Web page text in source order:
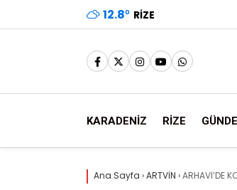
12.8° RIZE
KARADENİZ RİZE
Ana Sayfa ›ARTVİN ›ARHAVİ’DE